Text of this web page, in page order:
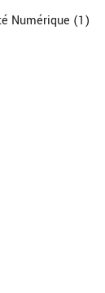
Numérique (1)